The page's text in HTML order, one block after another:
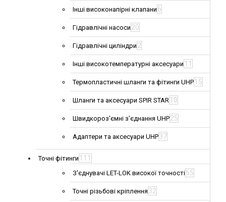
Інші високонапірні клапани 6
Гідравлічні насоси 20
Гідравлічні циліндри 2
Інші високотемпературні аксесуари 11
Термопластичні шланги та фітинги UHP 15
Шланги та аксесуари SPIR STAR 10
Швидкороз'ємні з'єднання UHP25
Адаптери та аксесуари UHP37
Точні фітинги 111
З'єднувачі LET-LOK високої точності55
Точні різьбові кріплення 32